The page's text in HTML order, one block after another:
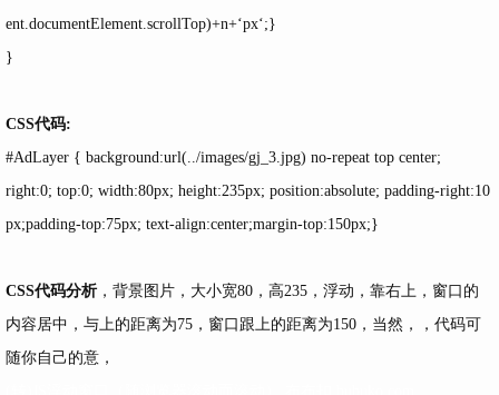
ent.documentElement.scrollTop)+n+‘px‘;}
}
CSS代码:
#AdLayer { background:url(../images/gj_3.jpg) no-repeat top center;
right:0; top:0; width:80px; height:235px; position:absolute; padding-right:10
px;padding-top:75px; text-align:center;margin-top:150px;}
CSS代码分析，背景图片，大小宽80，高235，浮动，靠右上，窗口的
内容居中，与上的距离为75，窗口跟上的距离为150，当然，，代码可
随你自己的意，